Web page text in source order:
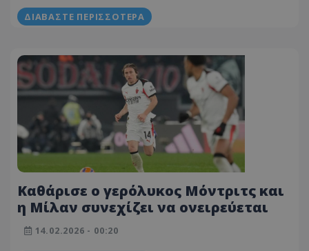
ΔΙΑΒΆΣΤΕ ΠΕΡΙΣΣΌΤΕΡΑ
Καθάρισε ο γερόλυκος Μόντριτς και
η Μίλαν συνεχίζει να ονειρεύεται
14.02.2026 - 00:20